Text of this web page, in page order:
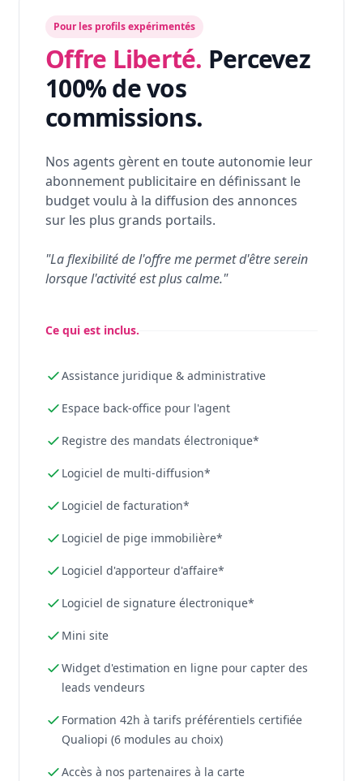
Pour les profils expérimentés
Offre Liberté. Percevez
100% de vos
commissions.
Nos agents gèrent en toute autonomie leur
abonnement publicitaire en définissant le
budget voulu à la diffusion des annonces
sur les plus grands portails.
"La flexibilité de l'offre me permet d'être serein
lorsque l'activité est plus calme."
Ce qui est inclus.
Assistance juridique & administrative
Espace back-office pour l'agent
Registre des mandats électronique*
Logiciel de multi-diffusion*
Logiciel de facturation*
Logiciel de pige immobilière*
Logiciel d'apporteur d'affaire*
Logiciel de signature électronique*
Mini site
Widget d'estimation en ligne pour capter des
leads vendeurs
Formation 42h à tarifs préférentiels certifiée
Qualiopi (6 modules au choix)
Accès à nos partenaires à la carte